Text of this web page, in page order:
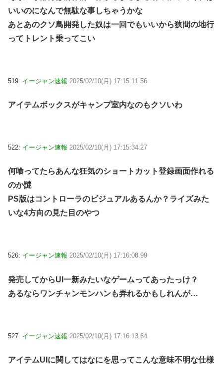
いいのになんで無駄な事しちゃうかな
あとあのクソ鳥開発した奴は一回でもいいから狭間の地行
ってトレント乗ってこい
519: イージャン速報 2025/02/10(月) 17:15:11.56
アイテムボックスがキャンプ室内なのもクソいわ
522: イージャン速報 2025/02/10(月) 17:15:34.27
何喰ってたらあんな狂気のショートカット登録画面作れる
のか謎
PS版はコントローラのビジュアルあるんか？ライズみた
いな4方向の見た目のやつ
526: イージャン速報 2025/02/10(月) 17:16:08.99
発売してからUI一新みたいなゲームってあったっけ？
あるならワンチャンモンハンも弄れるかもしれんが…
527: イージャン速報 2025/02/10(月) 17:16:13.64
アイテムUIに関してはなにを思ってこんな意味不明な仕様